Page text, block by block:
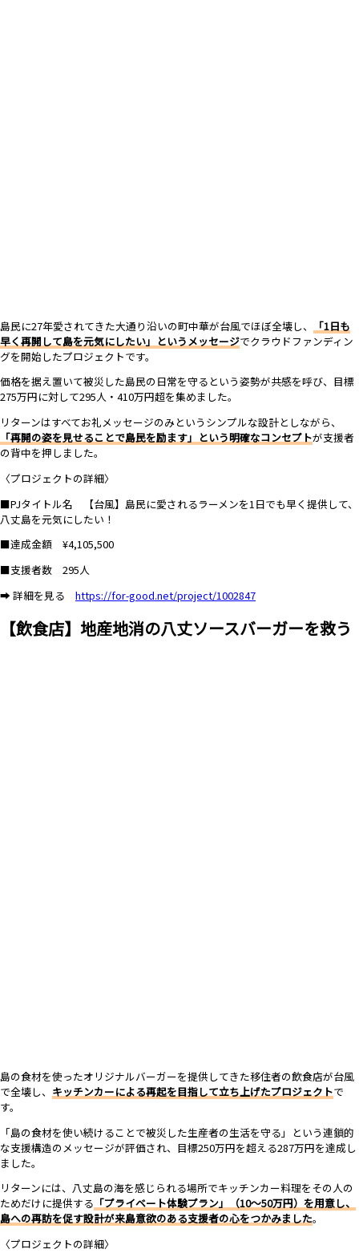
島民に27年愛されてきた大通り沿いの町中華が台風でほぼ全壊し、
「1日も
早く再開して島を元気にしたい」というメッセージでクラウドファンディン
グを開始したプロジェクトです。
価格を据え置いて被災した島民の日常を守るという姿勢が共感を呼び、目標
275万円に対して295人・410万円超を集めました。
リターンはすべてお礼メッセージのみというシンプルな設計としながら、
「再開の姿を見せることで島民を励ます」という明確なコンセプトが支援者
の背中を押しました。
〈プロジェクトの詳細〉
■PJタイトル名 【台風】島民に愛されるラーメンを1日でも早く提供して、
八丈島を元気にしたい！
■達成金額 ¥4,105,500
■支援者数 295人
➡ 詳細を見る https://for-good.net/project/1002847
【飲食店】地産地消の八丈ソースバーガーを救う
島の食材を使ったオリジナルバーガーを提供してきた移住者の飲食店が台風
で全壊し、 キッチンカーによる再起を目指して立ち上げたプロジェクトで
す。
「島の食材を使い続けることで被災した生産者の生活を守る」という連鎖的
な支援構造のメッセージが評価され、目標250万円を超える287万円を達成し
ました。
リターンには、八丈島の海を感じられる場所でキッチンカー料理をその人の
ためだけに提供する 「プライベート体験プラン」（10〜50万円）を用意し、
島への再訪を促す設計が来島意欲のある支援者の心をつかみました。
〈プロジェクトの詳細〉